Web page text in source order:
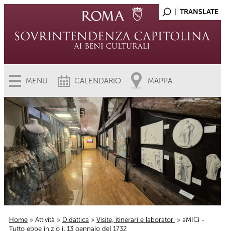
MENU CALENDARIO MAPPA
Home » Attività » Didattica » Visite, itinerari e laboratori » aMICi -
Tutto ebbe inizio il 13 gennaio del 1732